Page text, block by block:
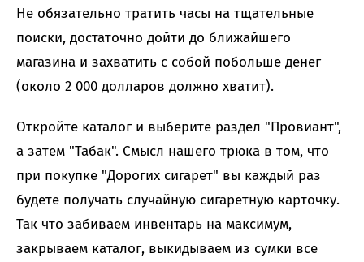
Не обязательно тратить часы на тщательные
поиски, достаточно дойти до ближайшего
магазина и захватить с собой побольше денег
(около 2 000 долларов должно хватит).
Откройте каталог и выберите раздел "Провиант",
а затем "Табак". Смысл нашего трюка в том, что
при покупке "Дорогих сигарет" вы каждый раз
будете получать случайную сигаретную карточку.
Так что забиваем инвентарь на максимум,
закрываем каталог, выкидываем из сумки все